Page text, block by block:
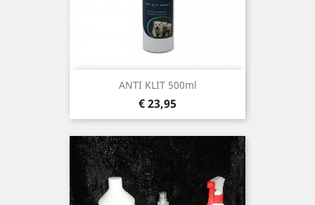
ANTI KLIT 500ml
Prijs
€ 23,95